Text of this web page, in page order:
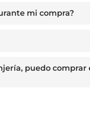
mi compra?
puedo comprar